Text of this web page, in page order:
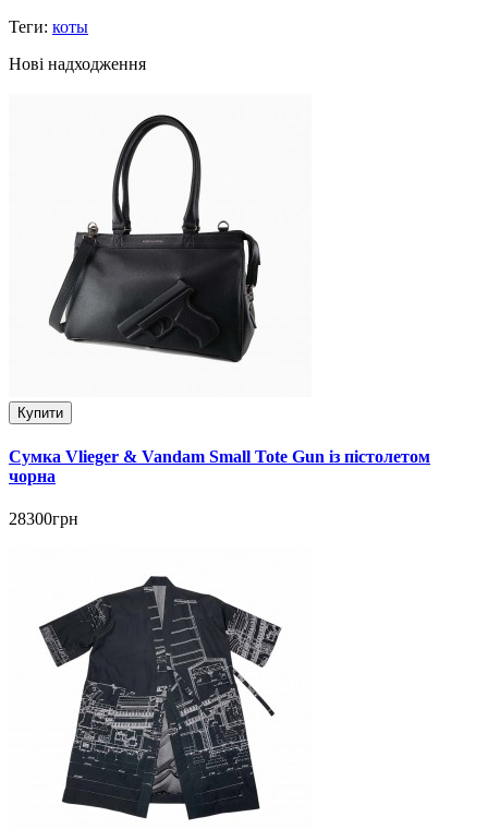
Теги: коты
Нові надходження
Купити
Сумка Vlieger & Vandam Small Tote Gun із пістолетом
чорна
28300грн